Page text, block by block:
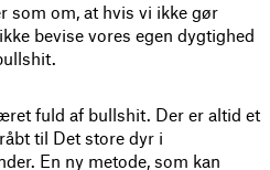
som om, at hvis vi ikke gør
bevise vores egen dygtighed
fuld af bullshit. Der er altid et
til Det store dyr i
En ny metode, som kan